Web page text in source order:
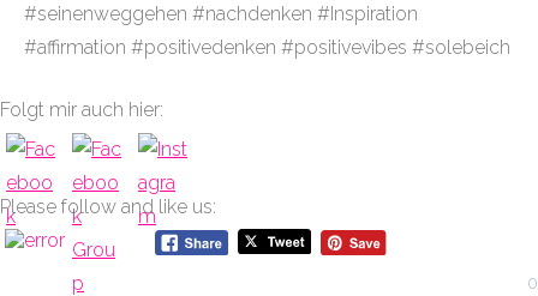
#seinenweggehen #nachdenken #Inspiration
#affirmation #positivedenken #positivevibes #solebeich
Folgt mir auch hier:
Please follow and like us:
0